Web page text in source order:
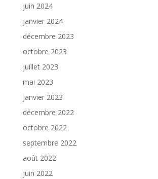
juin 2024
janvier 2024
décembre 2023
octobre 2023
juillet 2023
mai 2023
janvier 2023
décembre 2022
octobre 2022
septembre 2022
août 2022
juin 2022